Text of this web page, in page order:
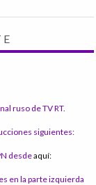
ruso de TV RT.
siguientes:
desdeaquí:
en la parte izquierda